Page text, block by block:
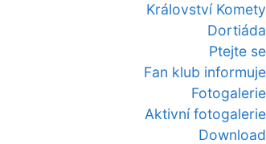
Království Komety
Dortiáda
Ptejte se
Fan klub informuje
Fotogalerie
Aktivní fotogalerie
Download